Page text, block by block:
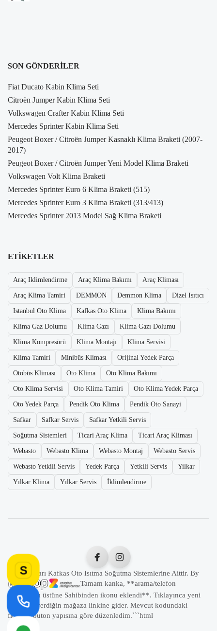
SON GÖNDERILER
Fiat Ducato Kabin Klima Seti
Citroën Jumper Kabin Klima Seti
Volkswagen Crafter Kabin Klima Seti
Mercedes Sprinter Kabin Klima Seti
Peugeot Boxer / Citroën Jumper Kasnaklı Klima Braketi (2007-
2017)
Peugeot Boxer / Citroën Jumper Yeni Model Klima Braketi
Volkswagen Volt Klima Braketi
Mercedes Sprinter Euro 6 Klima Braketi (515)
Mercedes Sprinter Euro 3 Klima Braketi (313/413)
Mercedes Sprinter 2013 Model Sağ Klima Braketi
ETIKETLER
Araç Iklimlendirme Araç Klima Bakımı Araç Kliması
Araç Klima Tamiri DEMMON Demmon Klima Dizel Isıtıcı
Istanbul Oto Klima Kafkas Oto Klima Klima Bakımı
Klima Gaz Dolumu Klima Gazı Klima Gazı Dolumu
Klima Kompresörü Klima Montajı Klima Servisi
Klima Tamiri Minibüs Kliması Orijinal Yedek Parça
Otobüs Kliması Oto Klima Oto Klima Bakımı
Oto Klima Servisi Oto Klima Tamiri Oto Klima Yedek Parça
Oto Yedek Parça Pendik Oto Klima Pendik Oto Sanayi
Safkar Safkar Servis Safkar Yetkili Servis
Soğutma Sistemleri Ticari Araç Klima Ticari Araç Kliması
Webasto Webasto Klima Webasto Montaj Webasto Servis
Webasto Yetkili Servis Yedek Parça Yetkili Servis Yilkar
Yılkar Klima Yılkar Servis İklimlendirme
Tüm Hakları Kafkas Oto Isıtma Soğutma Sistemlerine Aittir. By
Tamam kanka, **arama/telefon
butonunun üstüne Sahibinden ikonu eklendi**. Tıklayınca yeni
sekmede verdiğin mağaza linkine gider. Mevcut kodundaki
floating buton yapısına göre düzenledim.```html
S